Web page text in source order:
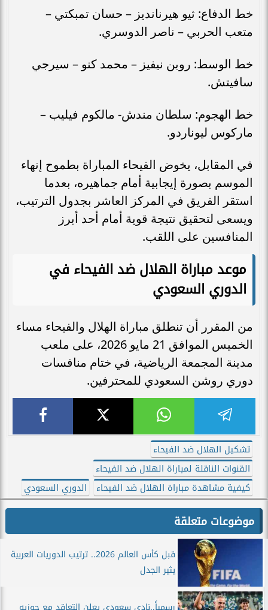
خط الدفاع: ثيو هيرنانديز – حسان تمبكتي –
متعب الحربي – ناصر الدوسري.
خط الوسط: روبن نيفيز – محمد كنو – سيرجي
سافيتش.
خط الهجوم: سلطان مندش- مالكوم فيليب –
ماركوس ليوناردو.
في المقابل، يخوض الفيحاء المباراة بطموح إنهاء
الموسم بصورة إيجابية أمام جماهيره، بعدما
استقر الفريق في المركز العاشر بجدول الترتيب،
ويسعى لتحقيق نتيجة قوية أمام أحد أبرز
المنافسين على اللقب.
موعد مباراة الهلال ضد الفيحاء في
الدوري السعودي
من المقرر أن تنطلق مباراة الهلال والفيحاء مساء
الخميس الموافق 21 مايو 2026، على ملعب
مدينة المجمعة الرياضية، في ختام منافسات
دوري روشن السعودي للمحترفين.
تشكيل الهلال ضد الفيحاء
القنوات الناقلة لمباراة الهلال ضد الفيحاء
كيفية مشاهدة مباراة الهلال ضد الفيحاء
الدوري السعودي
موضوعات متعلقة
قبل كأس العالم 2026.. ترتيب الدوريات العربية
يثير الجدل